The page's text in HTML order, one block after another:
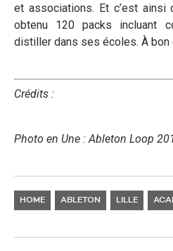
et associations. Et c’est ainsi
obtenu 120 packs incluant
distiller dans ses écoles. À bon
Crédits :
Photo en Une : Ableton Loop
HOME ABLETON LILLE